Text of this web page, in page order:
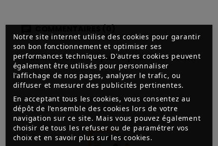
Notre site internet utilise des cookies pour garantir
son bon fonctionnement et optimiser ses
performances techniques. D'autres cookies peuvent
également être utilisés pour personnaliser
l'affichage de nos pages, analyser le trafic, ou
diffuser et mesurer des publicités pertinentes.
En acceptant tous les cookies, vous consentez au
dépôt de l’ensemble des cookies lors de votre
navigation sur ce site. Mais vous pouvez également
choisir de tous les refuser ou de paramétrer vos
choix et en savoir plus sur les cookies.
Aucun avis n'a été publié pour le moment.